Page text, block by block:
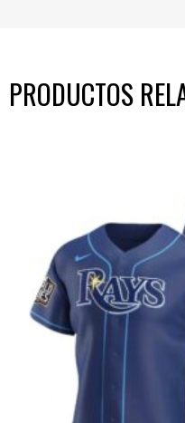
PRODUCTOS
$70.00.$56.00.